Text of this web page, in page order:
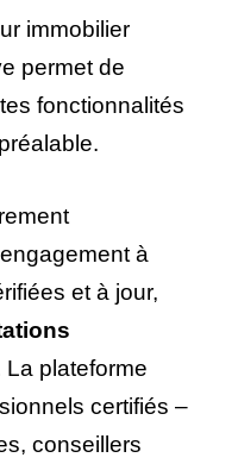
immobilier
permet de
fonctionnalités
à
et à jour,
La plateforme
certifiés –
conseillers